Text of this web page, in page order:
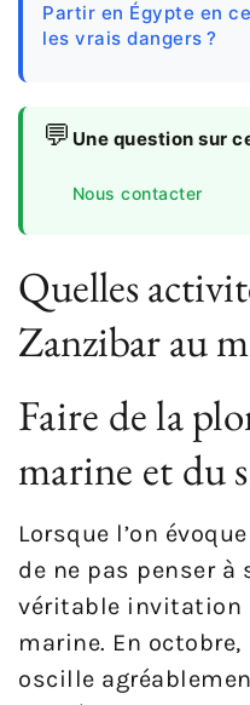
Partir en Égypte en
les vrais dangers ?
💬 Une question sur
Nous contacter
Quelles
Zanzibar au
Faire de la
marine et du
Lorsque l’on
de ne pas penser
véritable invitation
marine. En
oscille